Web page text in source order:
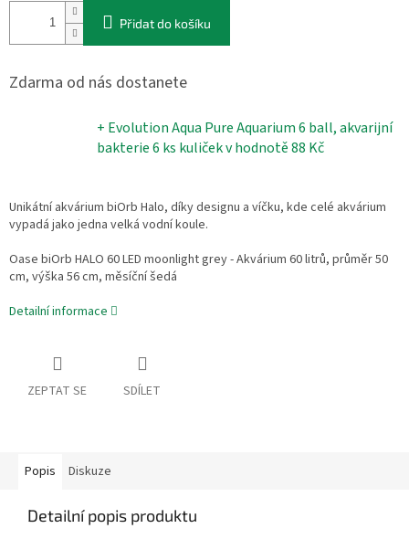
Přidat do košíku
Zdarma od nás dostanete
+ Evolution Aqua Pure Aquarium 6 ball, akvarijní
bakterie 6 ks kuličekv hodnotě 88 Kč
Unikátní akvárium biOrb Halo, díky designu a víčku, kde celé akvárium
vypadá jako jedna velká vodní koule.
Oase biOrb HALO 60 LED moonlight grey - Akvárium 60 litrů, průměr 50
cm, výška 56 cm, měsíční šedá
Detailní informace
ZEPTAT SE SDÍLET
Popis Diskuze
Detailní popis produktu